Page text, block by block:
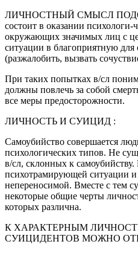
ЛИЧНОСТНЫЙ СМЫСЛ
состоит в оказании психологи-
окружающих значимых лиц с
ситуации в благоприятную для
(разжалобить, вызвать
При таких попытках в/сл
должны повлечь за собой
все меры предосторожности.
ЛИЧНОСТЬ И СУИЦИД :
Самоубийство совершается
психологических типов. Не
в/сл, склонных к
психотрамирующей ситуации и
непереносимой. Вместе с тем
некоторые общие черты
которых различна.
К ХАРАКТЕРНЫМ
СУИЦИДЕНТОВ МОЖНО